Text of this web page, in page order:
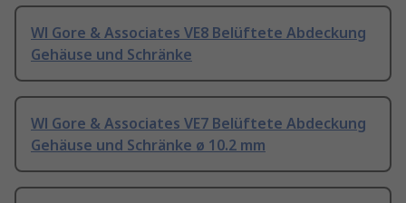
Wl Gore & Associates VE8 Belüftete Abdeckung
Gehäuse und Schränke
Wl Gore & Associates VE7 Belüftete Abdeckung
Gehäuse und Schränke ø 10.2 mm